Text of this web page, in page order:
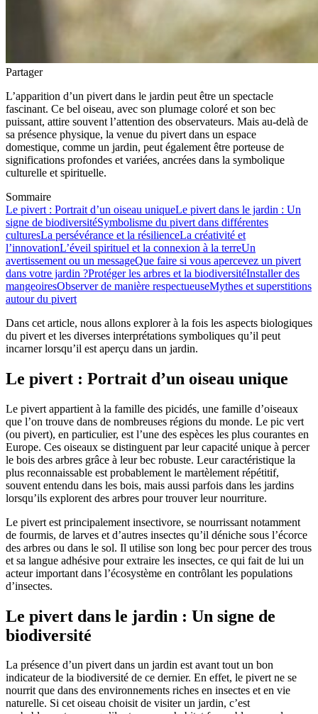
Partager
L’apparition d’un pivert dans le jardin peut être un spectacle
fascinant. Ce bel oiseau, avec son plumage coloré et son bec
puissant, attire souvent l’attention des observateurs. Mais au-delà de
sa présence physique, la venue du pivert dans un espace
domestique, comme un jardin, peut également être porteuse de
significations profondes et variées, ancrées dans la symbolique
culturelle et spirituelle.
Sommaire
Le pivert : Portrait d’un oiseau uniqueLe pivert dans le jardin : Un
signe de biodiversitéSymbolisme du pivert dans différentes
culturesLa persévérance et la résilienceLa créativité et
l’innovationL’éveil spirituel et la connexion à la terreUn
avertissement ou un messageQue faire si vous apercevez un pivert
dans votre jardin ?Protéger les arbres et la biodiversitéInstaller des
mangeoiresObserver de manière respectueuseMythes et superstitions
autour du pivert
Dans cet article, nous allons explorer à la fois les aspects biologiques
du pivert et les diverses interprétations symboliques qu’il peut
incarner lorsqu’il est aperçu dans un jardin.
Le pivert : Portrait d’un oiseau unique
Le pivert appartient à la famille des picidés, une famille d’oiseaux
que l’on trouve dans de nombreuses régions du monde. Le pic vert
(ou pivert), en particulier, est l’une des espèces les plus courantes en
Europe. Ces oiseaux se distinguent par leur capacité unique à percer
le bois des arbres grâce à leur bec robuste. Leur caractéristique la
plus reconnaissable est probablement le martèlement répétitif,
souvent entendu dans les bois, mais aussi parfois dans les jardins
lorsqu’ils explorent des arbres pour trouver leur nourriture.
Le pivert est principalement insectivore, se nourrissant notamment
de fourmis, de larves et d’autres insectes qu’il déniche sous l’écorce
des arbres ou dans le sol. Il utilise son long bec pour percer des trous
et sa langue adhésive pour extraire les insectes, ce qui fait de lui un
acteur important dans l’écosystème en contrôlant les populations
d’insectes.
Le pivert dans le jardin : Un signe de
biodiversité
La présence d’un pivert dans un jardin est avant tout un bon
indicateur de la biodiversité de ce dernier. En effet, le pivert ne se
nourrit que dans des environnements riches en insectes et en vie
naturelle. Si cet oiseau choisit de visiter un jardin, c’est